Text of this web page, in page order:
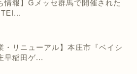
情報】Gメッセ群馬で開催された
・リニューアル】本庄市『ベイシ
早稲田ゲ...